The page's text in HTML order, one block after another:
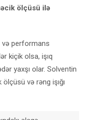
ölçüsü ilə
və performans
kiçik olsa, işıq
yaxşı olar. Solventin
və rəng işığı